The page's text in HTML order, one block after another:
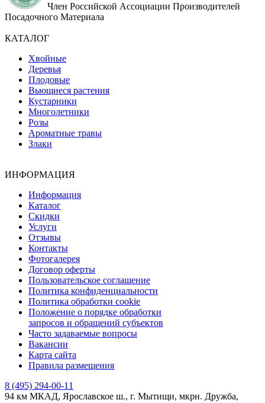
Член Российской Ассоциации Производителей
Посадочного Материала
КАТАЛОГ
Хвойные
Деревья
Плодовые
Вьющиеся растения
Кустарники
Многолетники
Розы
Ароматные травы
Злаки
ИНФОРМАЦИЯ
Информация
Каталог
Скидки
Услуги
Отзывы
Контакты
Фотогалерея
Договор оферты
Пользовательское соглашение
Политика конфиденциальности
Политика обработки cookie
Положение о порядке обработки
запросов и обращений субъектов
Часто задаваемые вопросы
Вакансии
Карта сайта
Правила размещения
8 (495) 294-00-11
94 км МКАД, Ярославское ш., г. Мытищи, мкрн. Дружба,